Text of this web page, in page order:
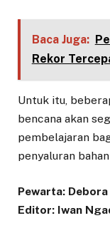
Baca Juga:
Rekor
Untuk itu,
bencana akan
pembelajaran
penyaluran
Pewarta:
Editor: Iwan